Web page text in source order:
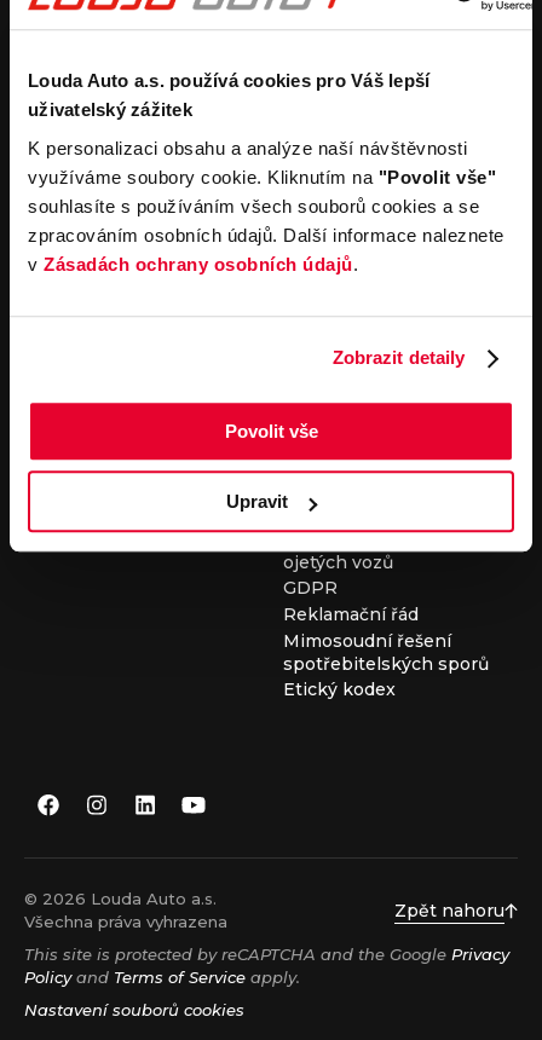
Louda Auto a.s. používá cookies pro Váš lepší
uživatelský zážitek
K personalizaci obsahu a analýze naší návštěvnosti
využíváme soubory cookie. Kliknutím na "Povolit vše"
souhlasíte s používáním všech souborů cookies a se
zpracováním osobních údajů. Další informace naleznete
v Zásadách ochrany osobních údajů.
Zobrazit detaily
Povolit vše
Upravit
Koupit užitkový vůz
Pronájem
Carsharing
Autopůjčovna
Operativní leasing
Společnost
Louda Auto+ Poděbrady
Obytné vozy
Novinky
Kariéra
Servisní služby
Servis
Důležité odkazy
Cookies
Všeobecné obchodní
podmínky pro online
vozidel
Všeobecné obchodní
podmínky pro provádění
servisních prací
Všeobecné obchodní
podmínky při nákupu
ojetých vozů
GDPR
Reklamační řád
Mimosoudní řešení
spotřebitelských sporů
Etický kodex
© 2026 Louda Auto a.s.
Všechna práva vyhrazena
Zpět nahoru
This site is protected by reCAPTCHA and the Google Privacy
Policyand Terms of Service apply.
Nastavení souborů cookies